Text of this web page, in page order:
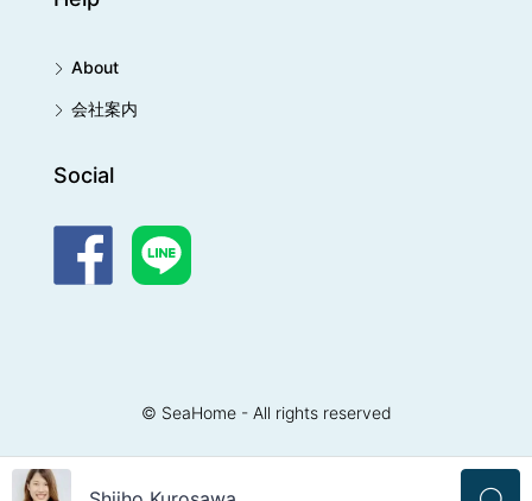
About
会社案内
Social
© SeaHome - All rights reserved